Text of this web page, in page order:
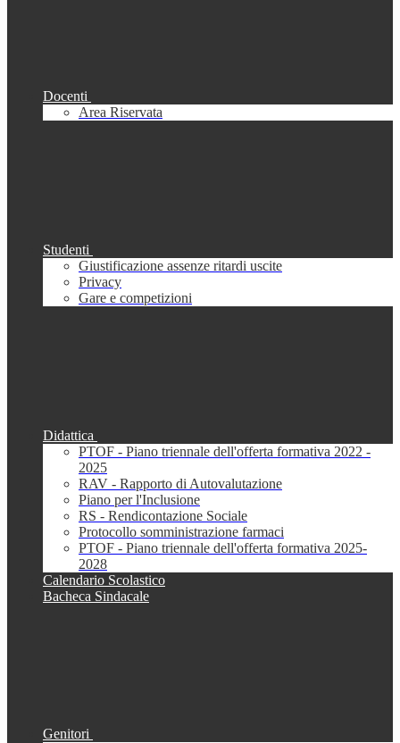
Docenti
Area Riservata
Studenti
Giustificazione assenze ritardi uscite
Privacy
Gare e competizioni
Didattica
PTOF - Piano triennale dell'offerta formativa 2022 -
2025
RAV - Rapporto di Autovalutazione
Piano per l'Inclusione
RS - Rendicontazione Sociale
Protocollo somministrazione farmaci
PTOF - Piano triennale dell'offerta formativa 2025-
2028
Calendario Scolastico
Bacheca Sindacale
Genitori